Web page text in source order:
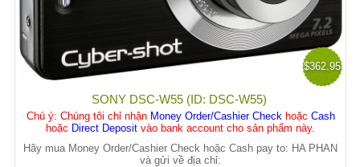
$362.95
SONY DSC-W55 (ID: DSC-W55)
Chú ý: Chúng tôi chỉ nhận Money Order/Cashier Check hoặc Cash
hoặc Direct Deposit vào bank account cho sản phẩm này.
Hãy mua Money Order/Cashier Check hoặc Cash pay to: HA PHAN
và gửi về địa chỉ: